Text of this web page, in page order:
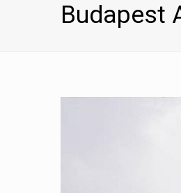
Budapest